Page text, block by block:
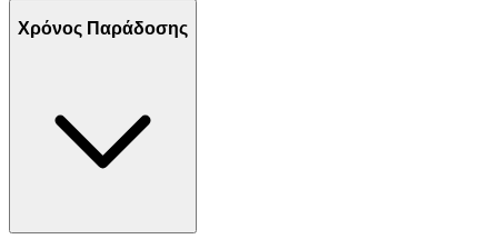
Χρόνος Παράδοσης